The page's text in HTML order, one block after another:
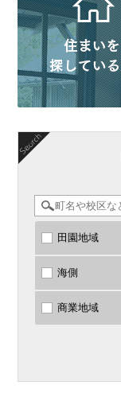
田園地域
海側
商業地域